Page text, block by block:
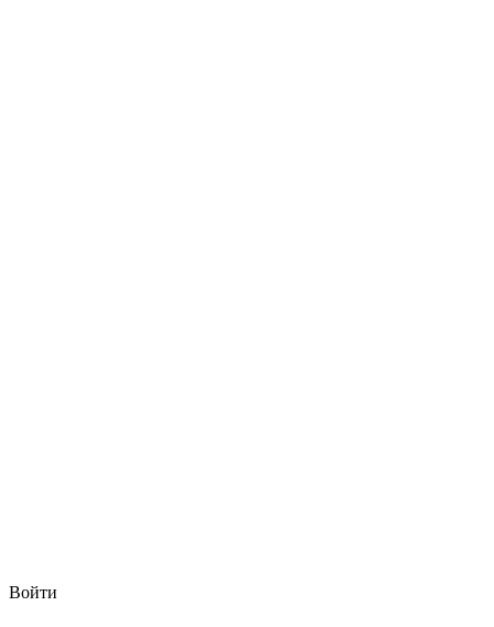
Войти